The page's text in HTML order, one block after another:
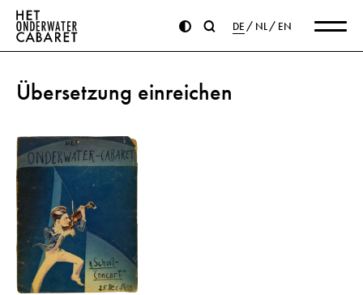
DE NL EN
Übersetzung einreichen